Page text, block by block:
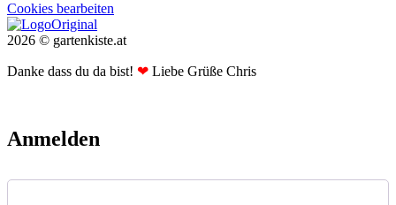
Cookies bearbeiten
2026 © gartenkiste.at
Danke dass du da bist! ❤ Liebe Grüße Chris
Anmelden